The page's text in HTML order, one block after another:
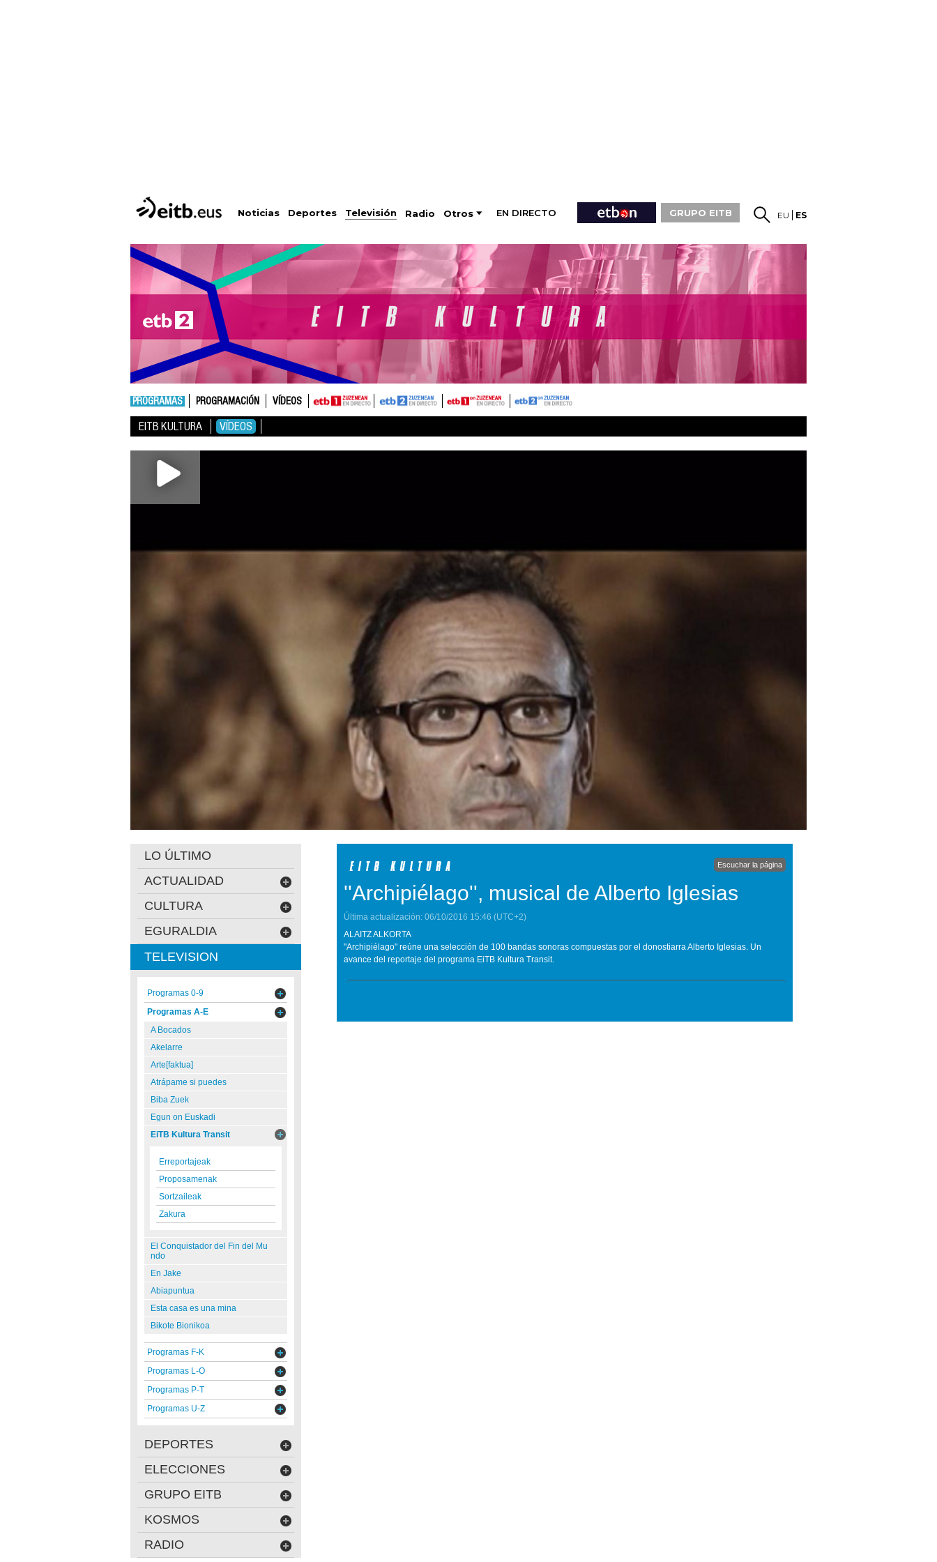
Noticias Deportes Televisión Radio Otros EN DIRECTO GRUPO EITB EU ES
PROGRAMAS PROGRAMACIÓN VÍDEOS
EITB KULTURA VÍDEOS
Escuchar la página
''Archipiélago'', musical de Alberto Iglesias
Última actualización: 06/10/2016 15:46 (UTC+2)
ALAITZ ALKORTA
"Archipiélago" reúne una selección de 100 bandas sonoras compuestas por el donostiarra Alberto Iglesias. Un
avance del reportaje del programa EiTB Kultura Transit.
LO ÚLTIMO
ACTUALIDAD
CULTURA
EGURALDIA
TELEVISION
Programas 0-9
Programas A-E
A Bocados
Akelarre
Arte[faktua]
Atrápame si puedes
Biba Zuek
Egun on Euskadi
EiTB Kultura Transit
Erreportajeak
Proposamenak
Sortzaileak
Zakura
El Conquistador del Fin del Mu
ndo
En Jake
Abiapuntua
Esta casa es una mina
Bikote Bionikoa
Programas F-K
Programas L-O
Programas P-T
Programas U-Z
DEPORTES
ELECCIONES
GRUPO EITB
KOSMOS
RADIO